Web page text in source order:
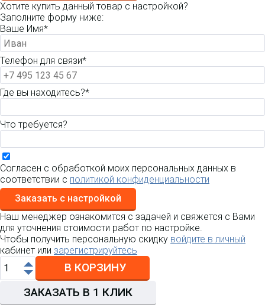
Хотите купить данный товар с настройкой?
Заполните форму ниже:
Ваше Имя*
Телефон для связи*
Где вы находитесь?*
Что требуется?
Согласен с обработкой моих персональных данных в
соответствии с политикой конфиденциальности
Заказать с настройкой
Наш менеджер ознакомится с задачей и свяжется с Вами
для уточнения стоимости работ по настройке.
Чтобы получить персональную скидку войдите в личный
кабинет или зарегистрируйтесь
В КОРЗИНУ
ЗАКАЗАТЬ В 1 КЛИК